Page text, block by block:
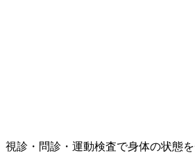
視診・問診・運動検査で身体の状態